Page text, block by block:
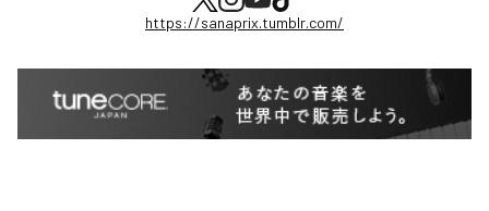
https://sanaprix.tumblr.com/